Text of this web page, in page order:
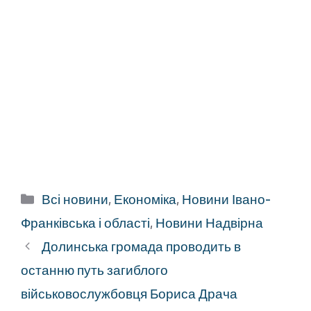
Категорії
Всі новини, Економіка, Новини Івано-
Франківська і області, Новини Надвірна
Долинська громада проводить в
останню путь загиблого
військовослужбовця Бориса Драча